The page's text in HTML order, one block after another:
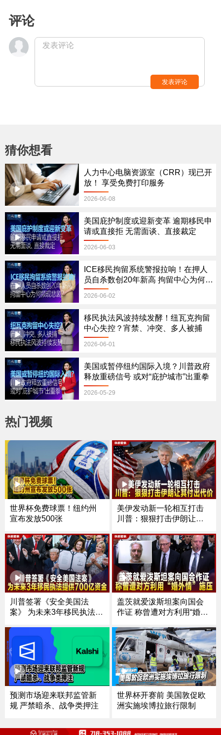
评论
发表评论
发表评论
猜你想看
人力中心电脑资源室（CRR）现已开
放！ 享受免费打印服务
2026-06-08
美国庇护制度或迎新变革 逾期移民申
请或直接拒 无需面谈、直接裁定
2026-06-03
ICE移民拘留系统警报拉响！在押人
员自杀数创20年新高 拘留中心为何频
现悲剧？
2026-06-02
移民执法风波持续发酵！纽瓦克拘留
中心失控？宵禁、冲突、多人被捕
2026-06-01
美国或暂停纽约国际入境？川普政府
释放重磅信号 或对“庇护城市”出重拳
2026-05-29
热门视频
世界杯免费球票！纽约州
宣布发放500张
美伊发动新一轮相互打击
川普：狠狠打击伊朗让其
川普签署《安全美国法
案》 为未来3年移民执法提
盖茨就爱泼斯坦案向国会
作证 称曾遭对方利用“婚外
预测市场迎来联邦监管新
规 严禁暗杀、战争类押注
世界杯开赛前 美国敦促欧
洲实施埃博拉旅行限制